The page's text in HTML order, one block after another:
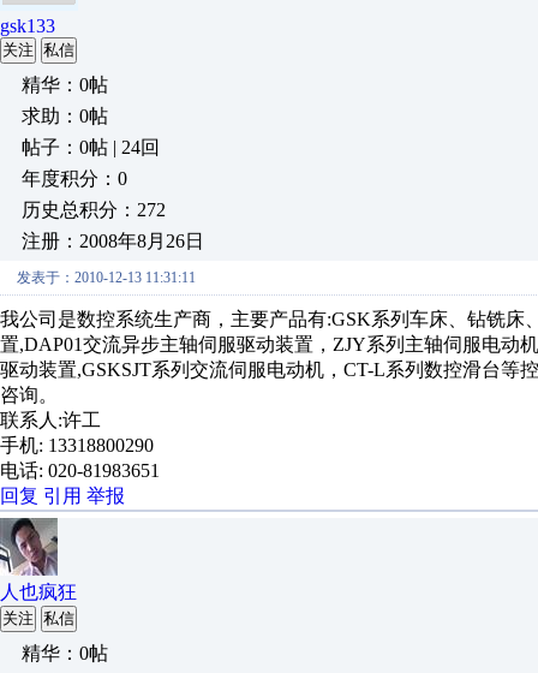
gsk133
关注 私信
精华：0帖
求助：0帖
帖子：0帖 | 24回
年度积分：0
历史总积分：272
注册：2008年8月26日
发表于：2010-12-13 11:31:11
我公司是数控系统生产商，主要产品有:GSK系列车床、钻铣
置,DAP01交流异步主轴伺服驱动装置，ZJY系列主轴伺服电动
驱动装置,GSKSJT系列交流伺服电动机，CT-L系列数控滑台
咨询。
联系人:许工
手机: 13318800290
电话: 020-81983651
回复 引用 举报
人也疯狂
关注 私信
精华：0帖